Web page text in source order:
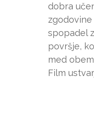
dobra
zgodovine
spopadel
površje,
med
Film